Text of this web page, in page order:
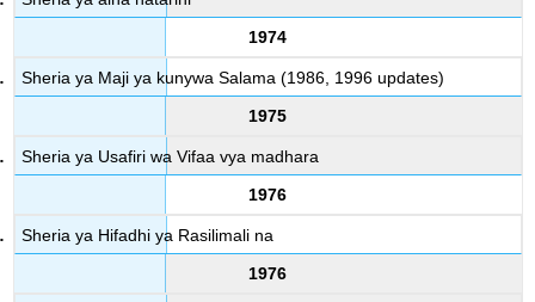
1974
Sheria ya Maji ya kunywa Salama (1986, 1996 updates)
1975
Sheria ya Usafiri wa Vifaa vya madhara
1976
Sheria ya Hifadhi ya Rasilimali na
1976